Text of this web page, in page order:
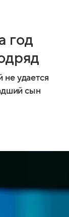
год
не удается
сын